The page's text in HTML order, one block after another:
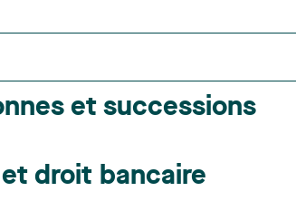
et successions
droit bancaire